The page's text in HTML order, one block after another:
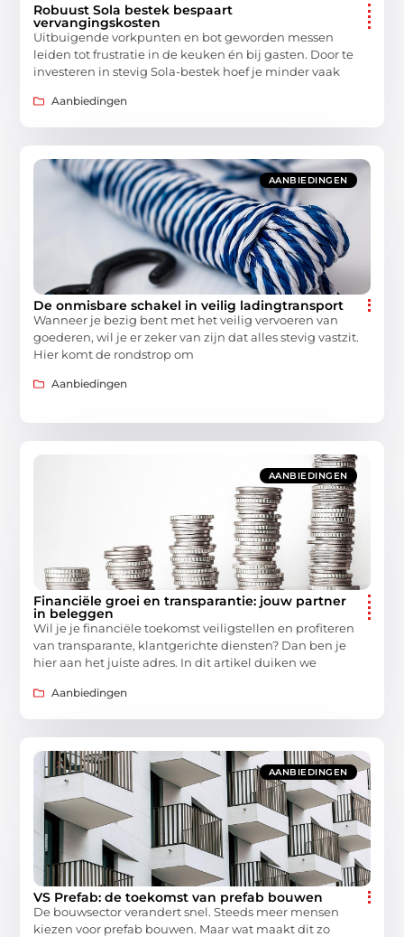
Robuust Sola bestek bespaart
vervangingskosten
Uitbuigende vorkpunten en bot geworden messen
leiden tot frustratie in de keuken én bij gasten. Door te
investeren in stevig Sola-bestek hoef je minder vaak
Aanbiedingen
AANBIEDINGEN
De onmisbare schakel in veilig ladingtransport
Wanneer je bezig bent met het veilig vervoeren van
goederen, wil je er zeker van zijn dat alles stevig vastzit.
Hier komt de rondstrop om
Aanbiedingen
AANBIEDINGEN
Financiële groei en transparantie: jouw partner
in beleggen
Wil je je financiële toekomst veiligstellen en profiteren
van transparante, klantgerichte diensten? Dan ben je
hier aan het juiste adres. In dit artikel duiken we
Aanbiedingen
AANBIEDINGEN
VS Prefab: de toekomst van prefab bouwen
De bouwsector verandert snel. Steeds meer mensen
kiezen voor prefab bouwen. Maar wat maakt dit zo